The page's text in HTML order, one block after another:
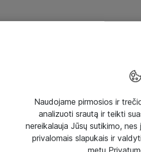
Naudojame pirmosios ir
analizuoti srautą ir teikti
nereikalauja Jūsų sutikimo,
privalomais slapukais ir
metu